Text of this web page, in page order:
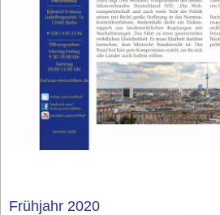
Frühjahr 2020